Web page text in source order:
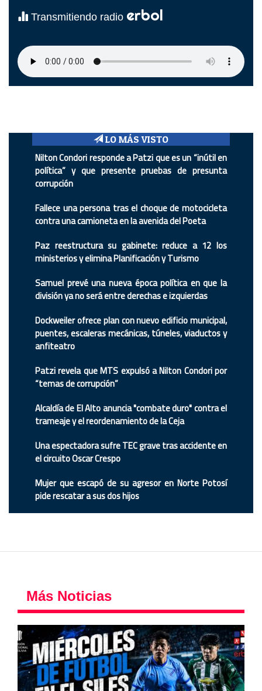
Transmitiendo radio erbol
LO MÁS VISTO
Nilton Condori responde a Patzi que es un “inútil en
política” y que presente pruebas de presunta
corrupción
Fallece una persona tras el choque de motocicleta
contra una camioneta en la avenida del Poeta
Paz reestructura su gabinete: reduce a 12 los
ministerios y elimina Planificación y Turismo
Samuel prevé una nueva época política en que la
división ya no será entre derechas e izquierdas
Dockweiler ofrece plan con nuevo edificio municipal,
puentes, escaleras mecánicas, túneles, viaductos y
anfiteatro
Patzi revela que MTS expulsó a Nilton Condori por
“temas de corrupción”
Alcaldía de El Alto anuncia "combate duro" contra el
trameaje y el reordenamiento de la Ceja
Una espectadora sufre TEC grave tras accidente en
el circuito Oscar Crespo
Mujer que escapó de su agresor en Norte Potosí
pide rescatar a sus dos hijos
Más Noticias